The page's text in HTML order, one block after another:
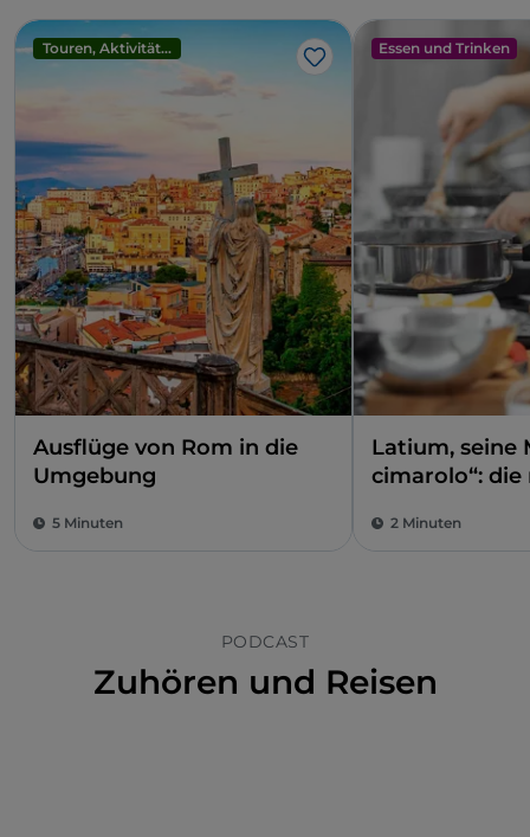
Touren, Aktivitäten und Erlebnisse
Like
Ausflüge von Rom in die
Umgebung
5 Minuten
Essen und Trinken
Latium, seine
cimarolo“:
2 Minuten
PODCAST
Zuhören und Reisen